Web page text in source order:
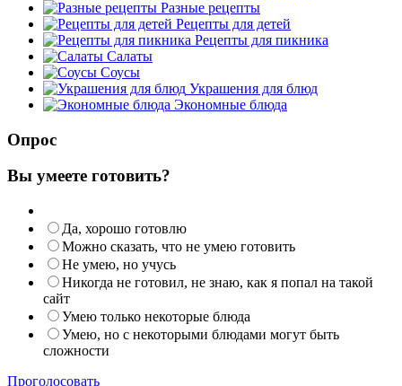
Разные рецепты
Рецепты для детей
Рецепты для пикника
Салаты
Соусы
Украшения для блюд
Экономные блюда
Опрос
Вы умеете готовить?
Да, хорошо готовлю
Можно сказать, что не умею готовить
Не умею, но учусь
Никогда не готовил, не знаю, как я попал на такой
сайт
Умею только некоторые блюда
Умею, но с некоторыми блюдами могут быть
сложности
Проголосовать